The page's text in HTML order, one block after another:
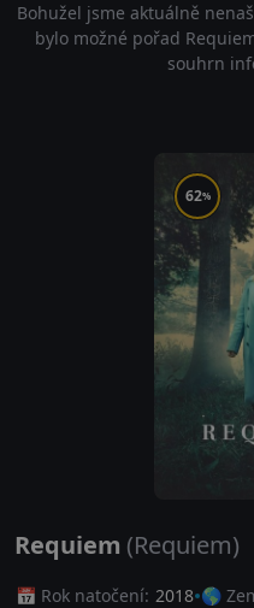
Bohužel jsme aktuálně
bylo možné pořad
souhrn
62%
Requiem (Requiem)
📅 Rok natočení: 2018 🌎